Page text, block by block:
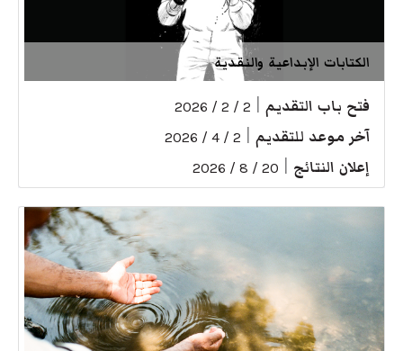
الكتابات الإبداعية والنقدية
فتح باب التقديم 2 / 2 / 2026
آخر موعد للتقديم 2 / 4 / 2026
إعلان النتائج 20 / 8 / 2026